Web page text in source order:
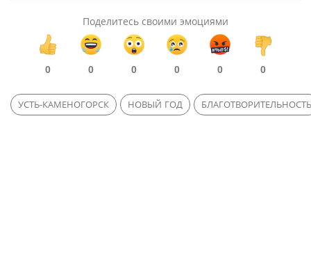
Поделитесь своими эмоциями
0 0 0 0 0 0
УСТЬ-КАМЕНОГОРСК НОВЫЙ ГОД БЛАГОТВОРИТЕЛЬНОСТЬ